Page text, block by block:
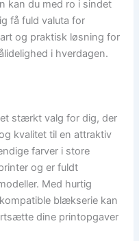
kan du med ro i sindet
få fuld valuta for
og praktisk løsning for
i hverdagen.
stærkt valg for dig, der
kvalitet til en attraktiv
farver i store
og er fuldt
Med hurtig
blækserie kan
dine printopgaver